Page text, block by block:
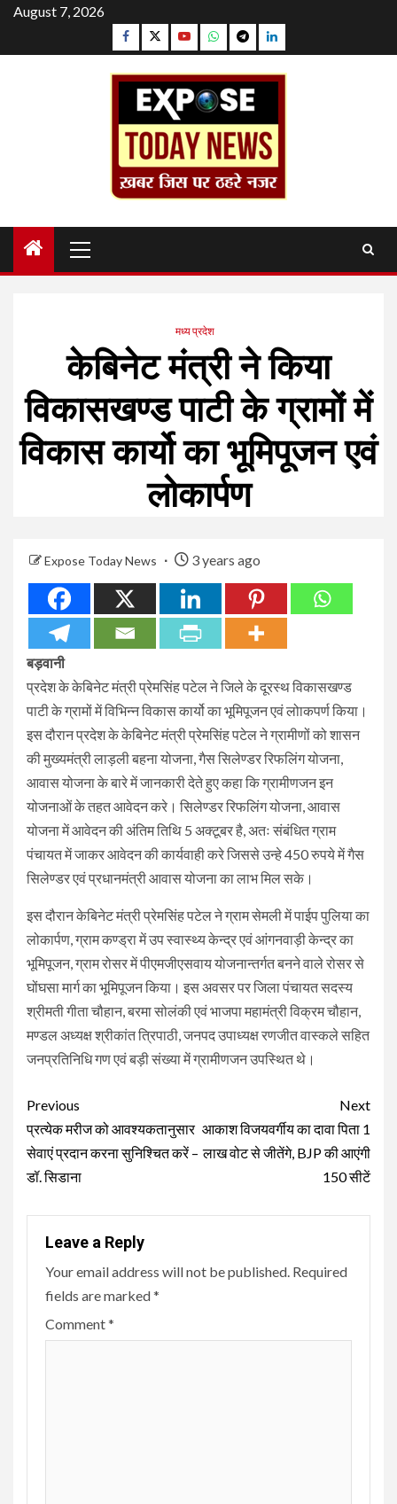
Skip
content
August 7, 2026
Facebook
TwitterYouTubeWhatsapp
TelegramLinkedin
Menu
मध्य प्रदेश
केबिनेट मंत्री ने किया
विकासखण्ड पाटी के ग्रामों में
विकास कार्यो का भूमिपूजन एवं
लोकार्पण
Expose Today News 3 years ago
बड़वानी
प्रदेश के केबिनेट मंत्री प्रेमसिंह पटेल ने जिले के दूरस्थ विकासखण्ड
पाटी के ग्रामों में विभिन्न विकास कार्यो का भूमिपूजन एवं लोाकपर्ण किया।
इस दौरान प्रदेश के केबिनेट मंत्री प्रेमसिंह पटेल ने ग्रामीणों को शासन
की मुख्यमंत्री लाड़ली बहना योजना, गैस सिलेण्डर रिफलिंग योजना,
आवास योजना के बारे में जानकारी देते हुए कहा कि ग्रामीणजन इन
योजनाओं के तहत आवेदन करे। सिलेण्डर रिफलिंग योजना, आवास
योजना में आवेदन की अंतिम तिथि 5 अक्टूबर है, अतः संबंधित ग्राम
पंचायत में जाकर आवेदन की कार्यवाही करे जिससे उन्हे 450 रुपये में गैस
सिलेण्डर एवं प्रधानमंत्री आवास योजना का लाभ मिल सके।
इस दौरान केबिनेट मंत्री प्रेमसिंह पटेल ने ग्राम सेमली में पाईप पुलिया का
लोकार्पण, ग्राम कण्ड्रा में उप स्वास्थ्य केन्द्र एवं आंगनवाड़ी केन्द्र का
भूमिपूजन, ग्राम रोसर में पीएमजीएसवाय योजनान्तर्गत बनने वाले रोसर से
घोंघसा मार्ग का भूमिपूजन किया। इस अवसर पर जिला पंचायत सदस्य
श्रीमती गीता चौहान, बरमा सोलंकी एवं भाजपा महामंत्री विक्रम चौहान,
मण्डल अध्यक्ष श्रीकांत त्रिपाठी, जनपद उपाध्यक्ष रणजीत वास्कले सहित
जनप्रतिनिधि गण एवं बड़ी संख्या में ग्रामीणजन उपस्थित थे।
Continue
Reading
Previous
प्रत्येक मरीज को आवश्यकतानुसार
सेवाएं प्रदान करना सुनिश्चित करें –
डॉ. सिडाना
Next
आकाश विजयवर्गीय का दावा पिता 1
लाख वोट से जीतेंगे, BJP की आएंगी
150 सीटें
Leave a Reply
Your email address will not be published. Required
fields are marked*
Comment*